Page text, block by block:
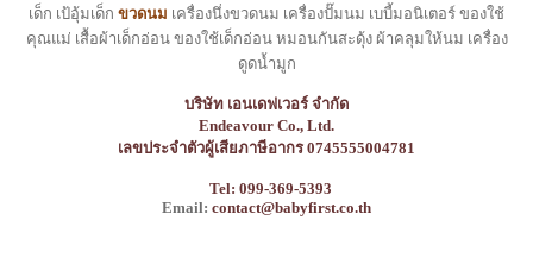
เด็ก เป้อุ้มเด็ก ขวดนม เครื่องนึ่งขวดนม เครื่องปั๊มนม เบบี้มอนิเตอร์ ของใช้
คุณแม่ เสื้อผ้าเด็กอ่อน ของใช้เด็กอ่อน หมอนกันสะดุ้ง ผ้าคลุมให้นม เครื่อง
ดูดน้ำมูก
บริษัท เอนเดฟเวอร์ จำกัด
Endeavour Co., Ltd.
เลขประจำตัวผู้เสียภาษีอากร 0745555004781
Tel: 099-369-5393
Email: contact@babyfirst.co.th